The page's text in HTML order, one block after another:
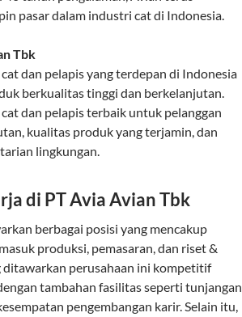
pasar dalam industri cat di Indonesia.
Tbk
dan pelapis yang terdepan di Indonesia
berkualitas tinggi dan berkelanjutan.
dan pelapis terbaik untuk pelanggan
kualitas produk yang terjamin, dan
lingkungan.
di PT Avia Avian Tbk
berbagai posisi yang mencakup
produksi, pemasaran, dan riset &
ditawarkan perusahaan ini kompetitif
tambahan fasilitas seperti tunjangan
pengembangan karir. Selain itu,